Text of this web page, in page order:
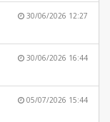
30/06/2026 12:27
30/06/2026 16:44
05/07/2026 15:44